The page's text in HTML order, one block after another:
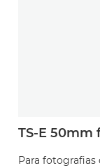
TS-E 50mm
Para fotografias